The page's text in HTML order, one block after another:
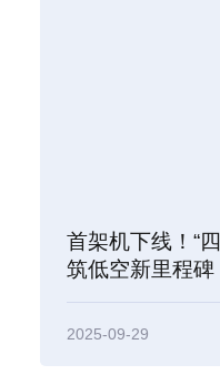
首架机下线！“
筑低空新里程碑
2025-09-29